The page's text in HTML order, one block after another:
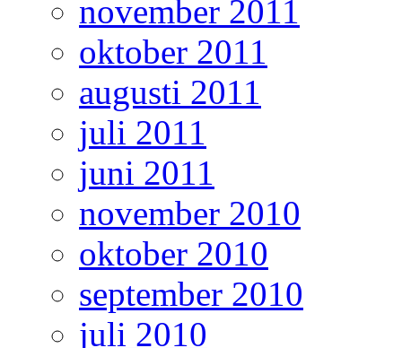
november 2011
oktober 2011
augusti 2011
juli 2011
juni 2011
november 2010
oktober 2010
september 2010
juli 2010